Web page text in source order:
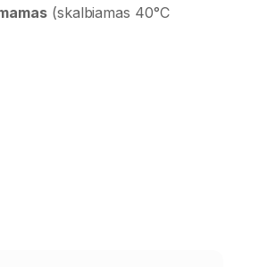
(skalbiamas 40°C